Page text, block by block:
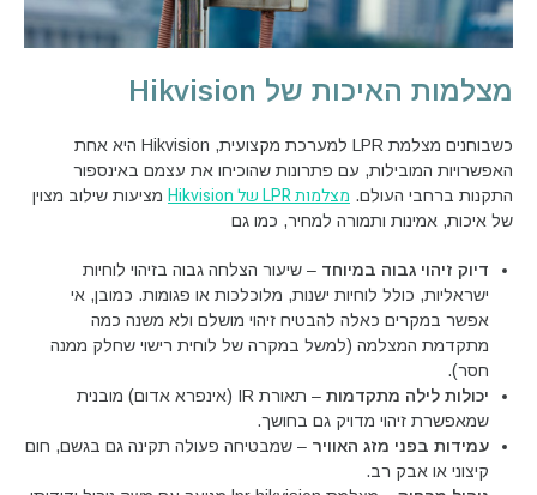
מצלמות האיכות של Hikvision
כשבוחנים מצלמת LPR למערכת מקצועית, Hikvision היא אחת
האפשרויות המובילות, עם פתרונות שהוכיחו את עצמם באינספור
התקנות ברחבי העולם. מצלמות LPR של Hikvision
מציעות שילוב מצוין
של איכות, אמינות ותמורה למחיר, כמו גם
דיוק זיהוי גבוה במיוחד – שיעור הצלחה גבוה בזיהוי לוחיות
ישראליות, כולל לוחיות ישנות, מלוכלכות או פגומות. כמובן, אי
אפשר במקרים כאלה להבטיח זיהוי מושלם ולא משנה כמה
מתקדמת המצלמה (למשל במקרה של לוחית רישוי שחלק ממנה
חסר).
יכולות לילה מתקדמות
– תאורת IR (אינפרא אדום) מובנית
שמאפשרת זיהוי מדויק גם בחושך.
עמידות בפני מזג האוויר – שמבטיחה פעולה תקינה גם בגשם, חום
קיצוני או אבק רב.